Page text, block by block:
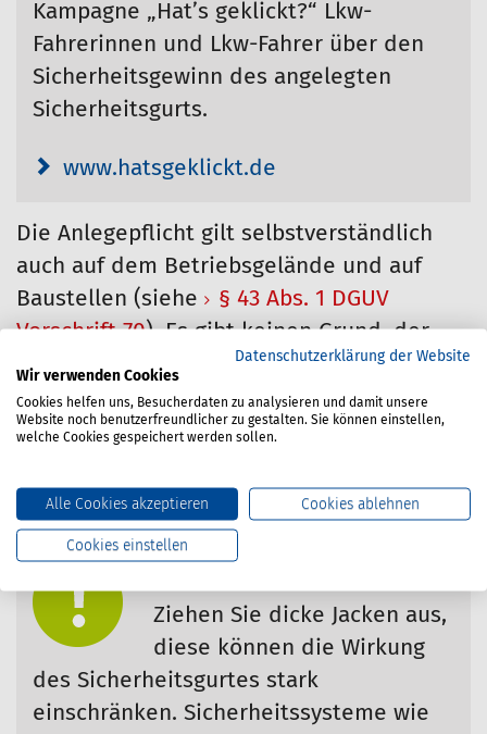
Kampagne „Hat’s geklickt?“ Lkw-
Fahrerinnen und Lkw-Fahrer über den
Sicherheitsgewinn des angelegten
Sicherheitsgurts.
www.hatsgeklickt.de
Die Anlegepflicht gilt selbstverständlich
auch auf dem Betriebsgelände und auf
Baustellen (siehe
§ 43 Abs. 1 DGUV
Vorschrift 70). Es gibt keinen Grund, der
hier gegen das Angurten spricht. Ein
Unfallschwerpunkt ist z. B. das Umkippen
von Kipperfahrzeugen, dabei sind
Verletzungen die Folge.
Wichtige Hinweise
Ziehen Sie dicke Jacken aus,
diese können die Wirkung
des Sicherheitsgurtes stark
einschränken. Sicherheitssysteme wie
Datenschutzerklärung der Website
Wir verwenden Cookies
Cookies helfen uns, Besucherdaten zu analysieren und damit unsere
Website noch benutzerfreundlicher zu gestalten. Sie können einstellen,
welche Cookies gespeichert werden sollen.
Alle Cookies akzeptieren Cookies ablehnen
Cookies einstellen